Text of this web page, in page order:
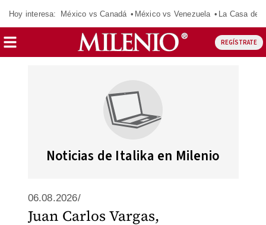
Hoy interesa: México vs Canadá México vs Venezuela La Casa de
REGÍSTRATE
Noticias de Italika en Milenio
06.08.2026/
Juan Carlos Vargas,